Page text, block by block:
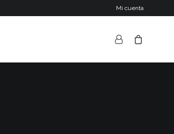
Mi cuenta